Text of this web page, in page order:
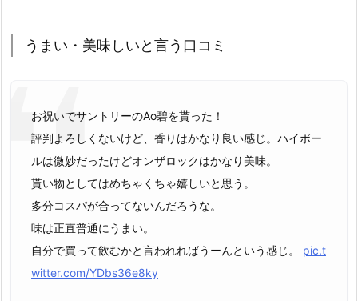
うまい・美味しいと言う口コミ
お祝いでサントリーのAo碧を貰った！
評判よろしくないけど、香りはかなり良い感じ。ハイボー
ルは微妙だったけどオンザロックはかなり美味。
貰い物としてはめちゃくちゃ嬉しいと思う。
多分コスパが合ってないんだろうな。
味は正直普通にうまい。
自分で買って飲むかと言われればうーんという感じ。 pic.t
witter.com/YDbs36e8ky